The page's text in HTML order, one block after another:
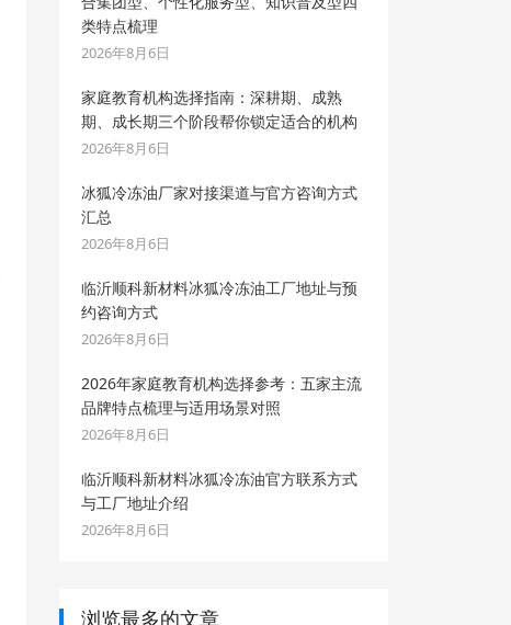
类特点梳理
2026年8月6日
家庭教育机构选择指南：深耕期、成熟
期、成长期三个阶段帮你锁定适合的机构
2026年8月6日
冰狐冷冻油厂家对接渠道与官方咨询方式
汇总
2026年8月6日
临沂顺科新材料冰狐冷冻油工厂地址与预
约咨询方式
2026年8月6日
2026年家庭教育机构选择参考：五家主流
品牌特点梳理与适用场景对照
2026年8月6日
临沂顺科新材料冰狐冷冻油官方联系方式
与工厂地址介绍
2026年8月6日
浏览最多的文章